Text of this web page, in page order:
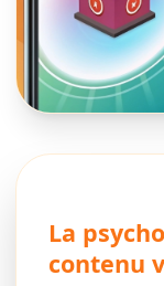
La
contenu